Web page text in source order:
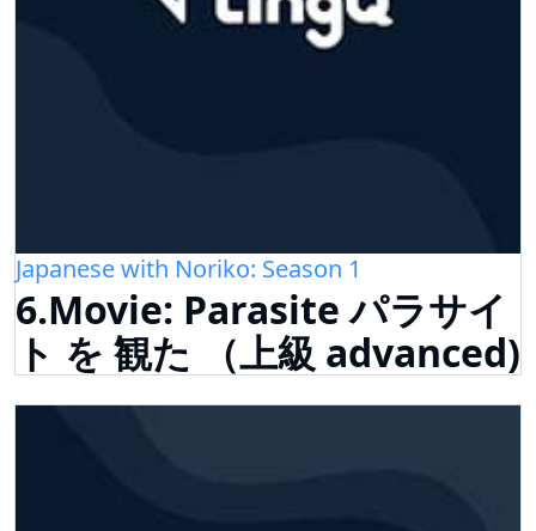
Japanese with Noriko: Season 1
6.Movie: Parasite パラサイ
ト を 観た （上級 advanced)